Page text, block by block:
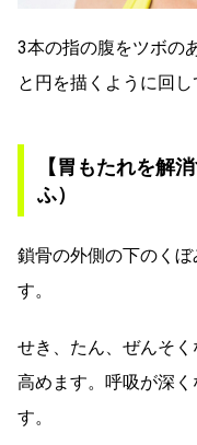
3本の指の腹をツボの
と円を描くように回し
【胃もたれを解
ふ）
鎖骨の外側の下のく
す。
せき、たん、ぜんそ
高めます。呼吸が深
す。